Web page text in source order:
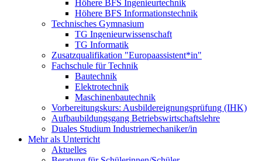
Höhere BFS Ingenieurtechnik
Höhere BFS Informationstechnik
Technisches Gymnasium
TG Ingenieurwissenschaft
TG Informatik
Zusatzqualifikation "Europaassistent*in"
Fachschule für Technik
Bautechnik
Elektrotechnik
Maschinenbautechnik
Vorbereitungskurs: Ausbildereignungsprüfung (IHK)
Aufbaubildungsgang Betriebswirtschaftslehre
Duales Studium Industriemechaniker/in
Mehr als Unterricht
Aktuelles